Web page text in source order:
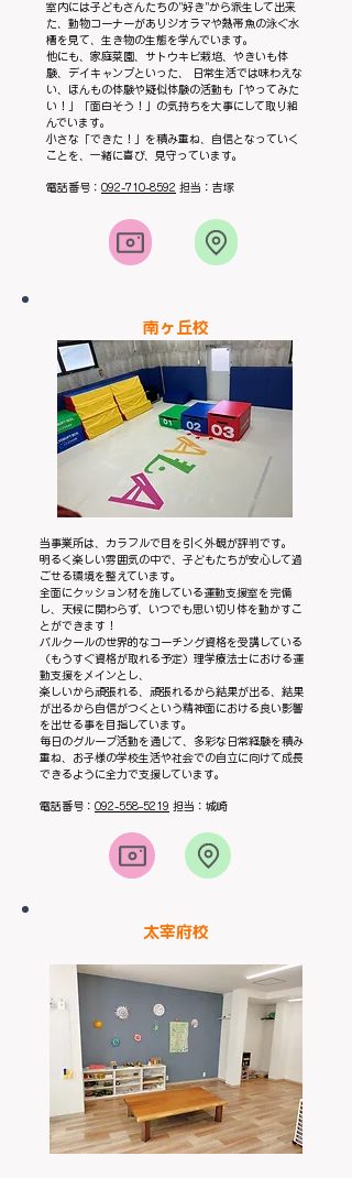
室内には子どもさんたちの"好き"から派生して出来
た、動物コーナーがありジオラマや熱帯魚の泳ぐ水
槽を見て、生き物の生態を学んでいます。
他にも、家庭菜園、サトウキビ栽培、やきいも体
験、デイキャンプといった、 日常生活では味わえな
い、ほんもの体験や疑似体験の活動も「やってみた
い！」「面白そう！」の気持ちを大事にして取り組
んでいます。
小さな「できた！」を積み重ね、自信となっていく
ことを、一緒に喜び、見守っています。
電話番号： 092-710-8592 担当：吉塚
​南ヶ丘校
当事業所は、カラフルで目を引く外観が評判です。
明るく楽しい雰囲気の中で、子どもたちが安心して過
ごせる環境を整えています。
全面にクッション材を施している運動支援室を完備
し、天候に関わらず、いつでも思い切り体を動かすこ
とができます！
パルクールの世界的なコーチング資格を受講している
（もうすぐ資格が取れる予定）理学療法士における運
動支援をメインとし、
楽しいから頑張れる、頑張れるから結果が出る、結果
が出るから自信がつくという精神面における良い影響
を出せる事を目指しています。
毎日のグループ活動を通じて、多彩な日常経験を積み
重ね、お子様の学校生活や社会での自立に向けて成長
できるように全力で支援しています。
電話番号： 092-558-5219 担当：城崎
​太宰府校